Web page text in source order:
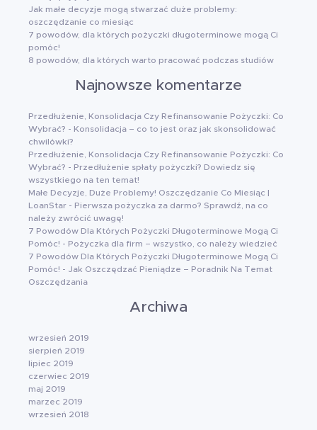
Jak małe decyzje mogą stwarzać duże problemy:
oszczędzanie co miesiąc
7 powodów, dla których pożyczki długoterminowe mogą Ci
pomóc!
8 powodów, dla których warto pracować podczas studiów
Najnowsze komentarze
Przedłużenie, Konsolidacja Czy Refinansowanie Pożyczki: Co
Wybrać? - Konsolidacja – co to jest oraz jak skonsolidować
chwilówki?
Przedłużenie, Konsolidacja Czy Refinansowanie Pożyczki: Co
Wybrać? - Przedłużenie spłaty pożyczki? Dowiedz się
wszystkiego na ten temat!
Małe Decyzje, Duże Problemy! Oszczędzanie Co Miesiąc |
LoanStar - Pierwsza pożyczka za darmo? Sprawdź, na co
należy zwrócić uwagę!
7 Powodów Dla Których Pożyczki Długoterminowe Mogą Ci
Pomóc! - Pożyczka dla firm – wszystko, co należy wiedzieć
7 Powodów Dla Których Pożyczki Długoterminowe Mogą Ci
Pomóc! - Jak Oszczędzać Pieniądze – Poradnik Na Temat
Oszczędzania
Archiwa
wrzesień 2019
sierpień 2019
lipiec 2019
czerwiec 2019
maj 2019
marzec 2019
wrzesień 2018